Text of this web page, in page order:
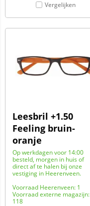
Vergelijken
Leesbril +1.50
Feeling bruin-
oranje
Op werkdagen voor 14:00
besteld, morgen in huis of
direct af te halen bij onze
vestiging in Heerenveen.
Voorraad Heerenveen: 1
Voorraad externe magazijn:
118